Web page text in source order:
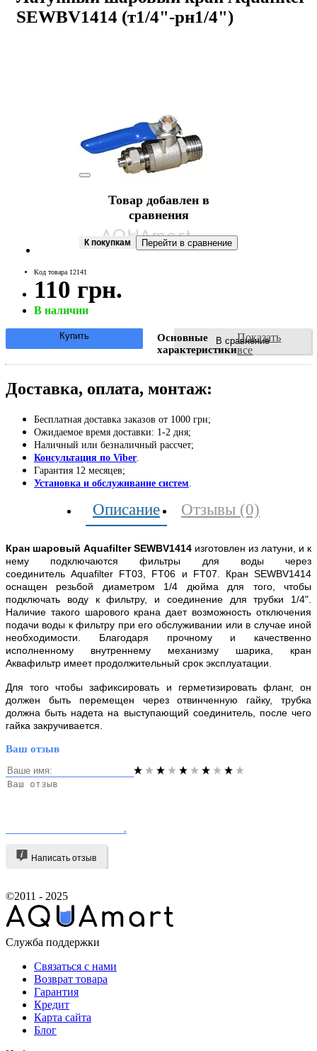
SEWBV1414 (т1/4"-рн1/4")
Код товара 12141
110 грн.
В наличии
В сравнение
Купить
Основные
характеристики
Показать
все
Доставка, оплата, монтаж:
Бесплатная доставка заказов от 1000 грн;
Ожидаемое время доставки: 1-2 дня;
Наличный или безналичный рассчет;
Консультация по Viber
Гарантия 12 месяцев;
Установка и обслуживание систем
Описание Отзывы (0)
Кран шаровый Aquafilter SEWBV1414 изготовлен из латуни, и к
нему подключаются фильтры для воды через
соединитель Aquafilter FT03, FT06 и FT07. Кран SEWBV1414
оснащен резьбой диаметром 1/4 дюйма для того, чтобы
подключать воду к фильтру, и соединение для трубки 1/4".
Наличие такого шарового крана дает возможность отключения
подачи воды к фильтру при его обслуживании или в случае иной
необходимости. Благодаря прочному и качественно
исполненному внутреннему механизму шарика, кран
Аквафильтр имеет продолжительный срок эксплуатации.
Для того чтобы зафиксировать и герметизировать фланг, он
должен быть перемещен через отвинченную гайку, трубка
должна быть надета на выступающий соединитель, после чего
гайка закручивается.
Ваш отзыв
Написать отзыв
©2011 - 2025
Служба поддержки
Связаться с нами
Возврат товара
Гарантия
Кредит
Карта сайта
Блог
Товар добавлен в
сравнения
К покупкам Перейти в сравнение